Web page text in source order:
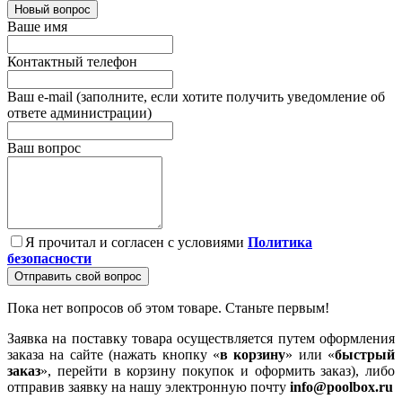
Новый вопрос
Ваше имя
Контактный телефон
Ваш e-mail (заполните, если хотите получить уведомление об
ответе администрации)
Ваш вопрос
Я прочитал и согласен с условиями Политика
безопасности
Отправить свой вопрос
Пока нет вопросов об этом товаре. Станьте первым!
Заявка на поставку товара осуществляется путем оформления
заказа на сайте (нажать кнопку «в корзину» или «быстрый
заказ», перейти в корзину покупок и оформить заказ), либо
отправив заявку на нашу электронную почту info@poolbox.ru